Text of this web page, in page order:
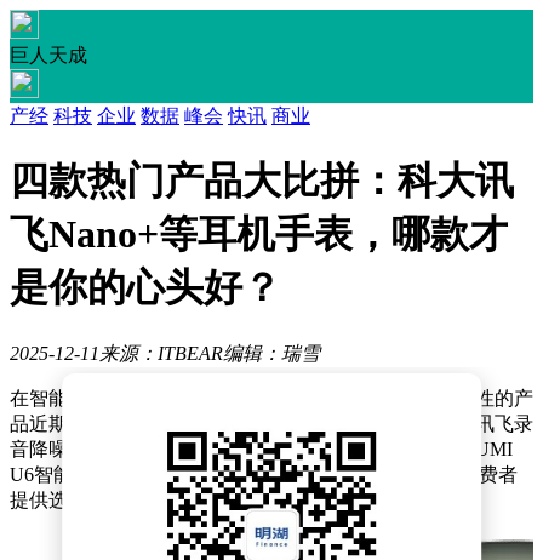
巨人天成
产经 科技 企业 数据 峰会 快讯 商业
四款热门产品大比拼：科大讯
飞Nano+等耳机手表，哪款才
是你的心头好？
2025-12-11 来源：ITBEAR编辑：瑞雪
在智能穿戴设备市场持续升温的背景下，四款具有代表性的产
品近期引发广泛关注。本文将通过多维度对比分析科大讯飞录
音降噪会议耳机Nano+、cleerARC3开放式运动耳机、KUMI
U6智能手表以及Apple AirPods Max（USB-C版），为消费者
提供选购参考。